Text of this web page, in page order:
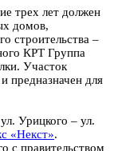
трех лет должен
домов,
строительства –
КРТ Группа
Участок
предназначен для
Урицкого – ул.
«Некст».
с правительством